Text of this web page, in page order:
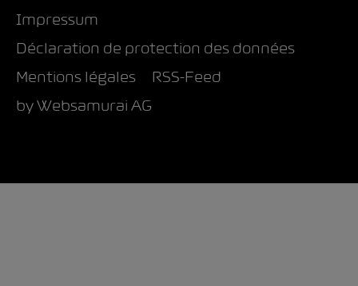
Impressum
Déclaration de protection des données
Mentions légales
RSS-Feed
by Web­sa­mu­rai AG